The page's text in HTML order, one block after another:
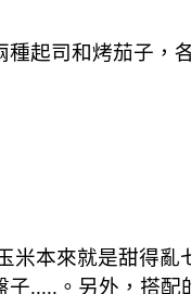
起司和烤茄子，
本來就是甜得
.....。另外，搭